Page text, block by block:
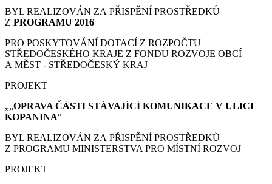
BYL REALIZOVÁN ZA PŘISPĚNÍ PROSTŘEDKŮ
Z PROGRAMU 2016
PRO POSKYTOVÁNÍ DOTACÍ Z ROZPOČTU
STŘEDOČESKÉHO KRAJE Z FONDU ROZVOJE OBCÍ
A MĚST - STŘEDOČESKÝ KRAJ
PROJEKT
„„OPRAVA ČÁSTI STÁVAJÍCÍ KOMUNIKACE V ULICI
KOPANINA“
BYL REALIZOVÁN ZA PŘISPĚNÍ PROSTŘEDKŮ
Z PROGRAMU MINISTERSTVA PRO MÍSTNÍ ROZVOJ
PROJEKT